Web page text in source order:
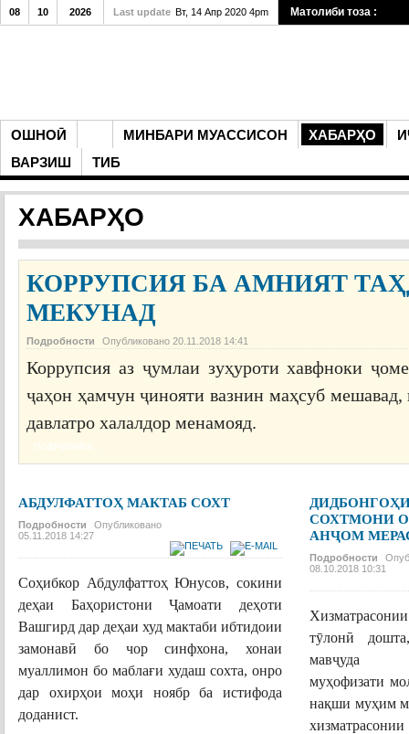
ОШНОӢ МИНБАРИ МУАССИСОН ХАБАРҲО
ВАРЗИШ
ТИБ
08 10 2026 Last update Вт, 14 Апр 2020 4pm Матолиби тоза :
ХАБАРҲО
КОРРУПСИЯ БА АМНИЯТ
МЕКУНАД
Подробности Опубликовано 20.11.2018 14:41
Коррупсия аз ҷумлаи зуҳуроти хавфноки
ҷаҳон ҳамчун ҷинояти вазнин маҳсуб
давлатро халалдор менамояд.
ПОДРОБНЕЕ...
АБДУЛФАТТОҲ МАКТАБ СОХТ
Подробности
Опубликовано
05.11.2018 14:27
Соҳибкор Абдулфаттоҳ Юнусов, сокини
деҳаи БаҳористониҶамоати деҳоти
Вашгирд дар деҳаи худ мактаби ибтидоии
замонавӣ бо чор синфхона, хонаи
муаллимон бо маблағи худаш сохта, онро
дар охирҳои моҳи ноябр ба истифода
доданист.
СОХТМОНИ
АНҶОМ
Подробности
08.10.2018 10:31
тӯлонӣ
мавҷуда
муҳофизати
нақши муҳим